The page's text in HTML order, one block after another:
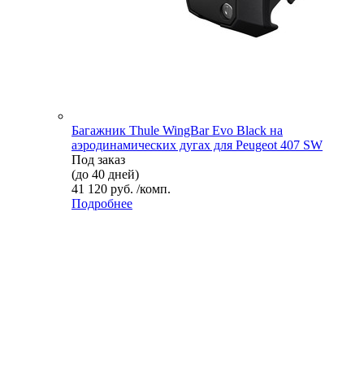
Багажник Thule WingBar Evo Black на
аэродинамических дугах для Peugeot 407 SW
Под заказ
(до 40 дней)
41 120 руб. /комп.
Подробнее